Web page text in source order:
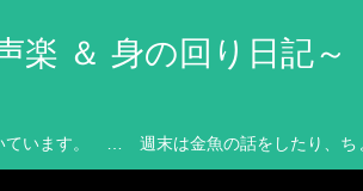
＆ 身の回り日記～
ています。 … 週末は金魚の話をしたり、ち